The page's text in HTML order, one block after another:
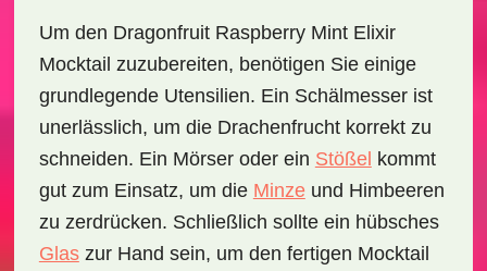
Um den Dragonfruit Raspberry Mint Elixir
Mocktail zuzubereiten, benötigen Sie einige
grundlegende Utensilien. Ein Schälmesser ist
unerlässlich, um die Drachenfrucht korrekt zu
schneiden. Ein Mörser oder ein Stößel kommt
gut zum Einsatz, um die Minzeund Himbeeren
zu zerdrücken. Schließlich sollte ein hübsches
Glaszur Hand sein, um den fertigen Mocktail